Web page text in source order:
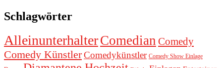
Schlagwörter
AlleinunterhalterComedian Comedy
Comedy KünstlerComedykünstler Comedy Show Einlage